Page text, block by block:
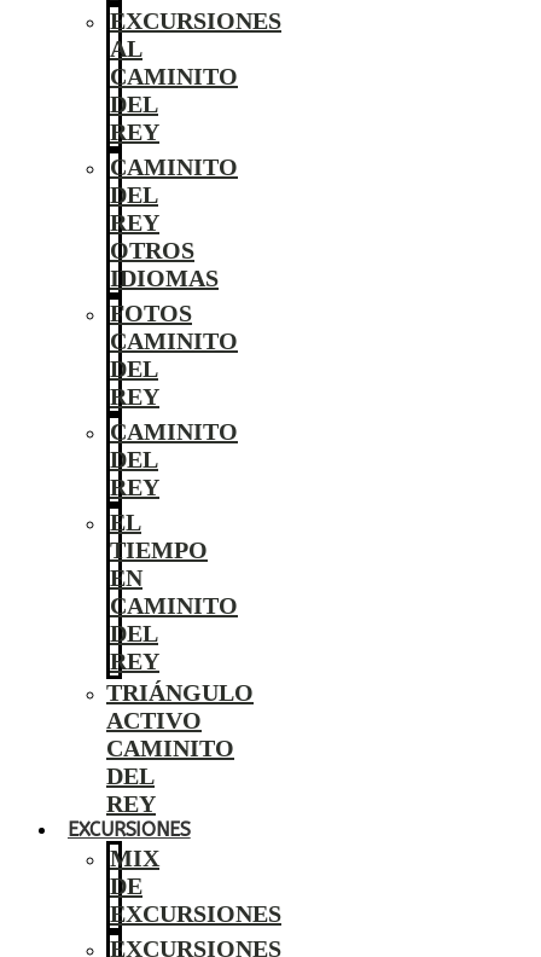
EXCURSIONES
AL
CAMINITO
DEL
REY
CAMINITO
DEL
REY
OTROS
IDIOMAS
FOTOS
CAMINITO
DEL
REY
CAMINITO
DEL
REY
EL
TIEMPO
EN
CAMINITO
DEL
REY
TRIÁNGULO
ACTIVO
CAMINITO
DEL
REY
EXCURSIONES
MIX
DE
EXCURSIONES
EXCURSIONES